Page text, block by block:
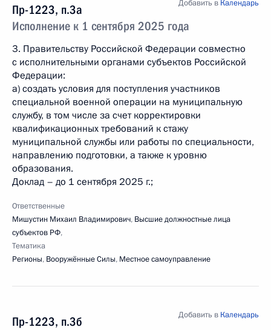
Пр-1223, п.3а
Исполнение к 1 сентября 2025 года
Добавить в Календарь
3. Правительству Российской Федерации совместно
с исполнительными органами субъектов Российской
Федерации:
а) создать условия для поступления участников
специальной военной операции на муниципальную
службу, в том числе за счет корректировки
квалификационных требований к стажу
муниципальной службы или работы по специальности,
направлению подготовки, а также к уровню
образования.
Доклад – до 1 сентября 2025 г.;
Ответственные
Мишустин Михаил Владимирович, Высшие должностные лица
субъектов РФ,
Тематика
Регионы, Вооружённые Силы, Местное самоуправление
Пр-1223, п.3б
Добавить в Календарь